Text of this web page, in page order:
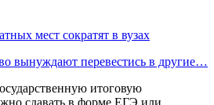
мест сократят в вузах
вынуждают перевестись в другие…
итоговую
сдавать в форме ЕГЭ или